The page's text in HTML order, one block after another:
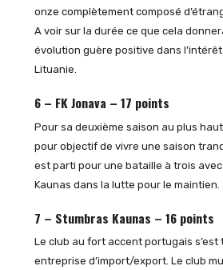
onze complètement composé
A voir sur la durée ce que cela
évolution guère positive dans
Lituanie.
6 – FK Jonava – 17 points
Pour sa deuxième saison au plus
pour objectif de vivre une saison
est parti pour une bataille à trois
Kaunas dans la lutte pour le maintien.
7 – Stumbras Kaunas – 16 points
Le club au fort accent portugais s’est
entreprise d’import/export. Le club